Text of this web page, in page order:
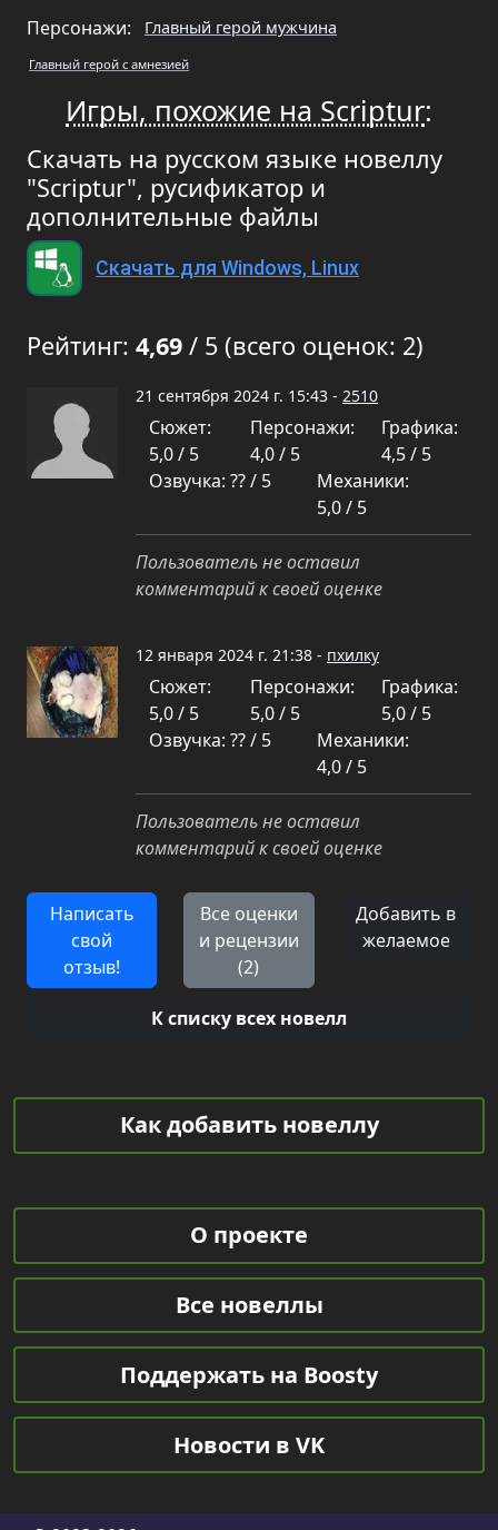
Персонажи: Главный герой мужчина
Главный герой с амнезией
Игры, похожие на Scriptur:
Скачать на русском языке новеллу
"Scriptur", русификатор и
дополнительные файлы
Скачать для Windows, Linux
Рейтинг: 4,69 / 5 (всего оценок: 2)
21 сентября 2024 г. 15:43 - 2510
Сюжет:
5,0 / 5
Персонажи:
4,0 / 5
Графика:
4,5 / 5
Озвучка: ?? / 5
Механики:
5,0 / 5
Пользователь не оставил
комментарий к своей оценке
12 января 2024 г. 21:38 - пхилку
Сюжет:
5,0 / 5
Персонажи:
5,0 / 5
Графика:
5,0 / 5
Озвучка: ?? / 5
Механики:
4,0 / 5
Пользователь не оставил
комментарий к своей оценке
Написать
свой
отзыв!
Все оценки
и рецензии
(2)
Добавить в
желаемое
К списку всех новелл
Как добавить новеллу
О проекте
Все новеллы
Поддержать на Boosty
Новости в VK